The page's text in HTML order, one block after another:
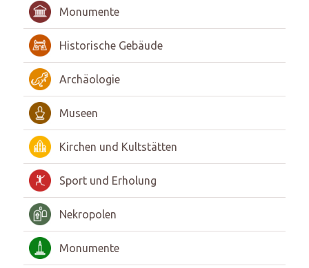
Monumente
Historische Gebäude
Archäologie
Museen
Kirchen und Kultstätten
Sport und Erholung
Nekropolen
Monumente